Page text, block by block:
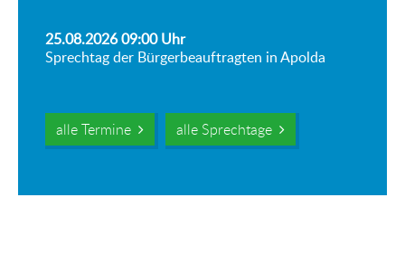
25.08.2026 09:00Uhr
Sprechtag der Bürgerbeauftragten in Apolda
alle Termine alle Sprechtage